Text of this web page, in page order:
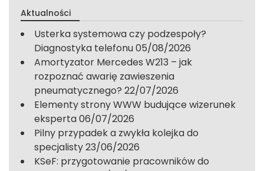
Aktualności
Usterka systemowa czy podzespoły?
Diagnostyka telefonu05/08/2026
Amortyzator Mercedes W213 – jak
rozpoznać awarię zawieszenia
pneumatycznego? 22/07/2026
Elementy strony WWW budujące wizerunek
eksperta06/07/2026
Pilny przypadek a zwykła kolejka do
specjalisty23/06/2026
KSeF: przygotowanie pracowników do